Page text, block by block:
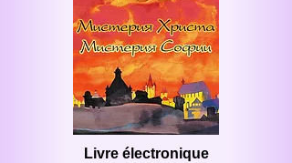
Livre électronique